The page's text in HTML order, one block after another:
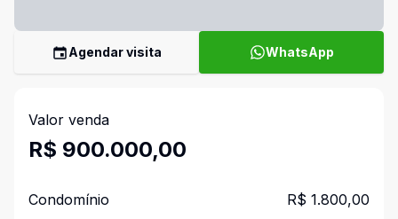
Agendar visita WhatsApp
Valor venda
R$ 900.000,00
Condomínio R$ 1.800,00